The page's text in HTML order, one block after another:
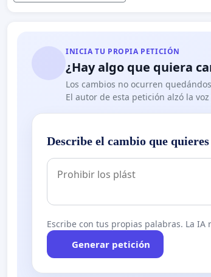
INICIA TU PROPIA PETICIÓN
¿Hay algo que quiera
Los cambios no ocurren
El autor de esta petición alzó la
Describe el cambio que
Escribe con tus propias palabras. La
Generar petición